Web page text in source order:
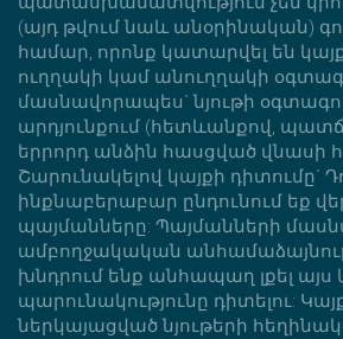
(այդ թվում նաև անօրինական)
համար, որոնք կատարվել են
ուղղակի կամ անուղղակի
մասնավորապես` նյութի
արդյունքում (հետևանքով,
երրորդ անձին հասցված վնասի
Շարունակելով կայքի դիտումը`
ինքնաբերաբար ընդունում եք
պայմանները: Պայմանների
ամբողջակական
խնդրում ենք անհապաղ լքել այս
պարունակությունը դիտելու:
ներկայացված նյութերի